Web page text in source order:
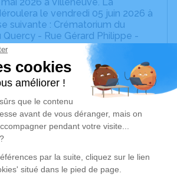
le vendredi 05 juin 2026 à
suivante : Crématorium du
- Rue Gérard Philippe -
Gare.
à utiliser cet espace pour
partager des photos
ou exprimer vos pensées
ou des textes. Cet endroit
dédié à honorer la
Pierre CINQ.
d’arbre hommage est